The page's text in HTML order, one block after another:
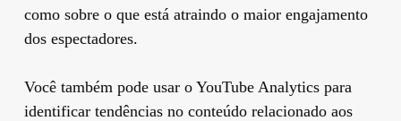
como sobre o que está atraindo o maior engajamento
dos espectadores.
Você também pode usar o YouTube Analytics para
identificar tendências no conteúdo relacionado aos